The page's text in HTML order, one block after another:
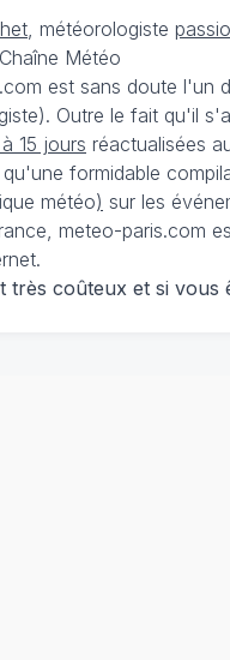
, météorologiste
Météo
est sans doute l'un
Outre le fait qu'il
15 jours réactualisées
qu'une formidable
météo) sur les
meteo-paris.com
très coûteux et si